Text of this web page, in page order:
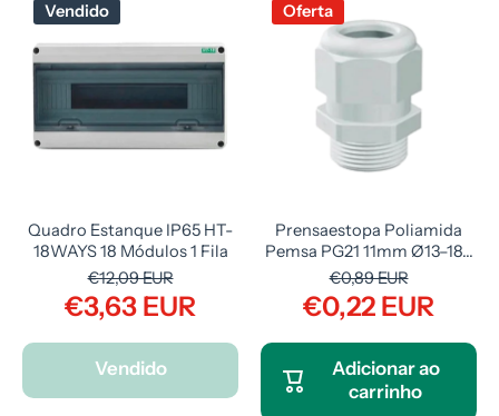
Vendido
Quadro Estanque IP65 HT-
18WAYS 18 Módulos 1 Fila
€12,09 EUR
€3,63 EUR
Vendido
Oferta
Prensaestopa Poliamida
Pemsa PG21 11mm Ø13–18...
€0,89 EUR
€0,22 EUR
Adicionar ao
carrinho